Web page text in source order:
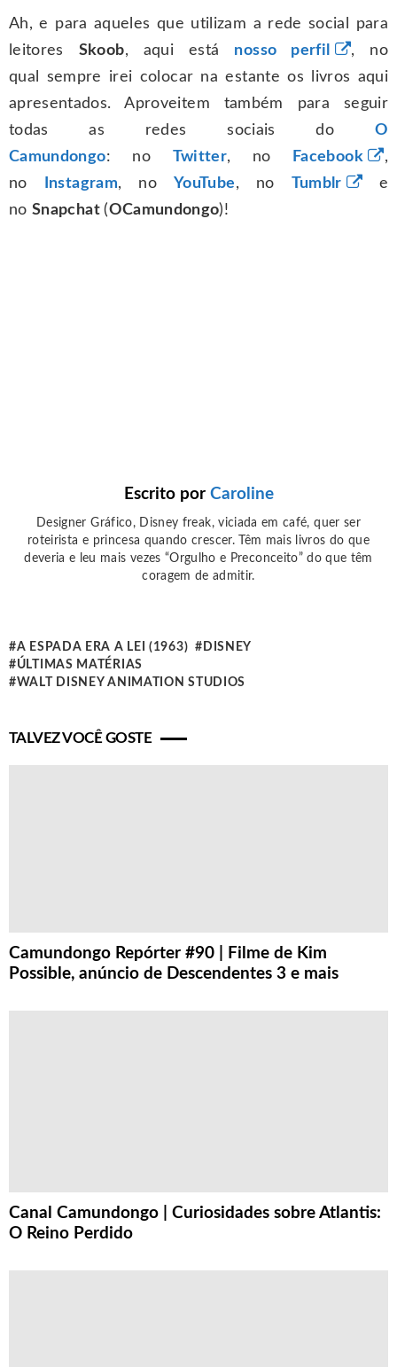
Ah, e para aqueles que utilizam a rede social para
leitores Skoob, aqui está nosso perfil
, no
qual sempre irei colocar na estante os livros aqui
apresentados. Aproveitem também para seguir
todas as redes sociais do O
Camundongo: no Twitter, no Facebook
,
no
Instagram, noYouTube, no Tumblr
e
noSnapchat(OCamundongo)!
Escrito por Caroline
Designer Gráfico, Disney freak, viciada em café, quer ser
roteirista e princesa quando crescer. Têm mais livros do que
deveria e leu mais vezes “Orgulho e Preconceito” do que têm
coragem de admitir.
A ESPADA ERA A LEI (1963)
DISNEY
ÚLTIMAS MATÉRIAS
WALT DISNEY ANIMATION STUDIOS
TALVEZ VOCÊ GOSTE
Camundongo Repórter #90 | Filme de Kim
Possible, anúncio de Descendentes 3 e mais
Canal Camundongo | Curiosidades sobre Atlantis:
O Reino Perdido